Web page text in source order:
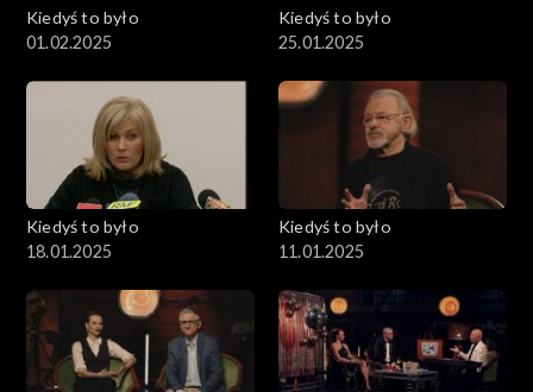
Kiedyś to było
01.02.2025
Kiedyś to było
25.01.2025
Kiedyś to było
18.01.2025
Kiedyś to było
11.01.2025